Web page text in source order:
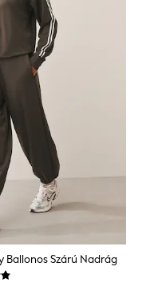
Ballonos Szárú Nadrág